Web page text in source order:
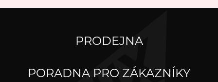
PRODEJNA
PORADNA PRO ZÁKAZNÍKY